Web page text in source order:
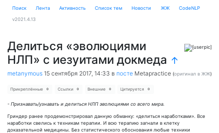
Поиск Лента Активность Cписок тем Новости ЖЖ CodeNLP
v2021.4.13
Делиться «эволюциями
НЛП» с иезуитами докмеда ↑
metanymous 15 сентября 2017, 14:33 в посте Metapractice (оригинал в ЖЖ)
Прикреплённые 0 Ссылки 0 Внешние 0 Цитируется 0
- Признавать/узнавать и делиться НЛП эволюциями со всего мира.
Гриндер ранее продемонстрировал данную обманку: «делиться наработками». Все
наработки свелись к техникам терапии. И всю терапию загнали в клетку
доказательной медицины. Без статистического обоснования любые техники